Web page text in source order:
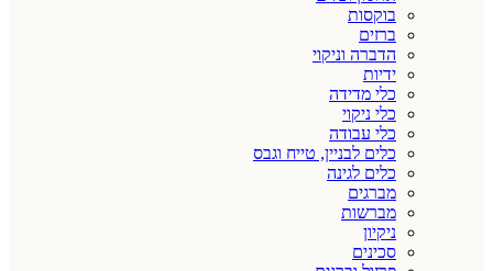
בוקסות
ברזים
הדברה וניקוי
ידיות
כלי מדידה
כלי ניקוי
כלי עבודה
כלים לבניין, טייח וגבס
כלים לגינה
מברגים
מברשות
ניקיון
סכינים